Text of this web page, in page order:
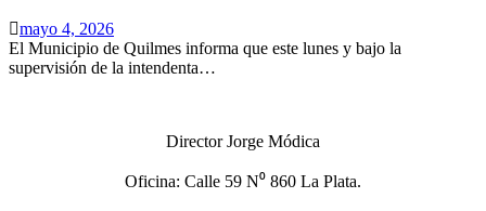
mayo 4, 2026
El Municipio de Quilmes informa que este lunes y bajo la
supervisión de la intendenta…
Director Jorge Módica
Oficina: Calle 59 N⁰ 860 La Plata.